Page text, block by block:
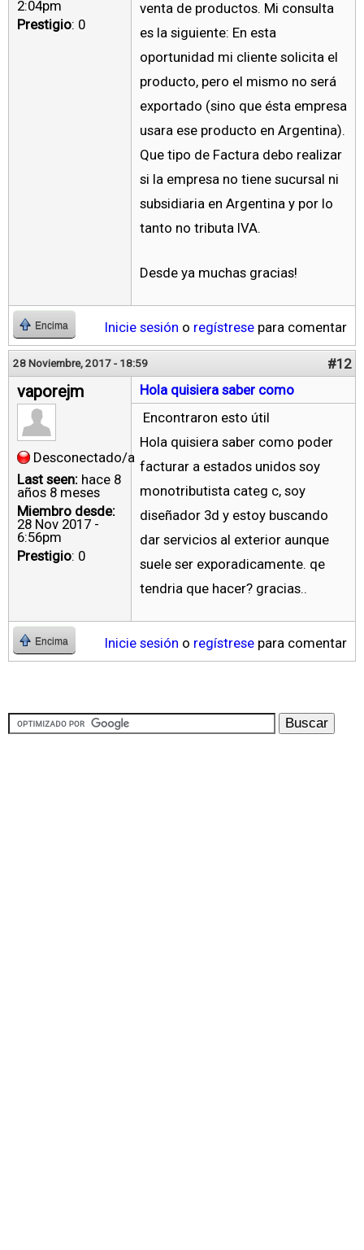
2:04pm
Prestigio: 0
venta de productos. Mi consulta
es la siguiente: En esta
oportunidad mi cliente solicita el
producto, pero el mismo no será
exportado (sino que ésta empresa
usara ese producto en Argentina).
Que tipo de Factura debo realizar
si la empresa no tiene sucursal ni
subsidiaria en Argentina y por lo
tanto no tributa IVA.
Desde ya muchas gracias!
Encima Inicie sesión o regístrese para comentar
28 Noviembre, 2017 - 18:59 #12
vaporejm
Desconectado/a
Last seen: hace 8
años 8 meses
Miembro desde:
28 Nov 2017 -
6:56pm
Prestigio: 0
Hola quisiera saber como
Encontraron esto útil
Hola quisiera saber como poder
facturar a estados unidos soy
monotributista categ c, soy
diseñador 3d y estoy buscando
dar servicios al exterior aunque
suele ser exporadicamente. qe
tendria que hacer? gracias..
Encima Inicie sesión o regístrese para comentar